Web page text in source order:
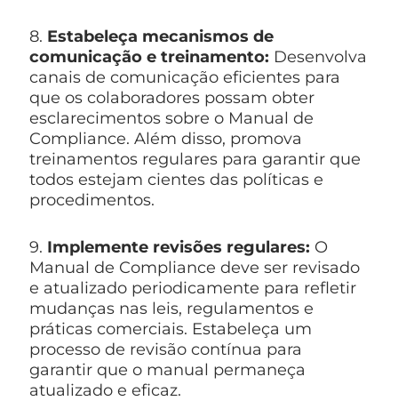
8. Estabeleça mecanismos de
comunicação e treinamento: Desenvolva
canais de comunicação eficientes para
que os colaboradores possam obter
esclarecimentos sobre o Manual de
Compliance. Além disso, promova
treinamentos regulares para garantir que
todos estejam cientes das políticas e
procedimentos.
9. Implemente revisões regulares: O
Manual de Compliance deve ser revisado
e atualizado periodicamente para refletir
mudanças nas leis, regulamentos e
práticas comerciais. Estabeleça um
processo de revisão contínua para
garantir que o manual permaneça
atualizado e eficaz.